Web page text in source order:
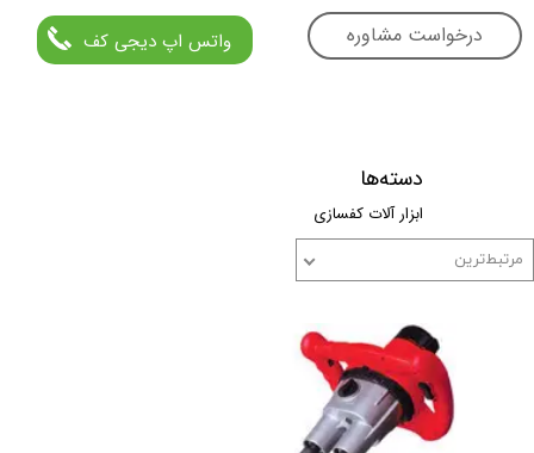
درخواست مشاوره واتس اپ دیجی کف
دسته‌ها
ابزار آلات کفسازی
مرتبط‌ترین